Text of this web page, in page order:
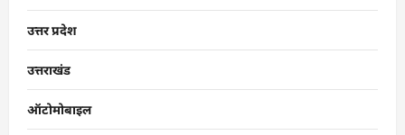
उत्तर प्रदेश
उत्तराखंड
ऑटोमोबाइल